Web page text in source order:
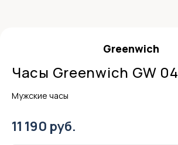
Greenwich
Часы Greenwich GW
Мужские часы
11 190 руб.